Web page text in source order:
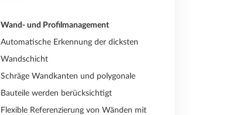
Wand- und Profilmanagement
Automatische Erkennung der dicksten
Wandschicht
Schräge Wandkanten und polygonale
Bauteile werden berücksichtigt
Flexible Referenzierung von Wänden mit